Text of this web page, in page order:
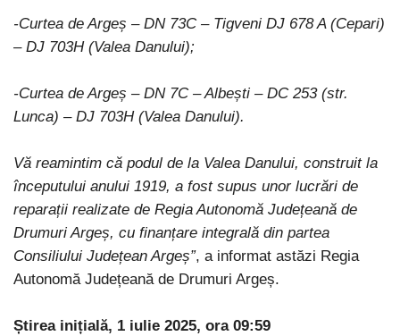
-Curtea de Argeș – DN 73C – Tigveni DJ 678 A (Cepari)
– DJ 703H (Valea Danului);
-Curtea de Argeș – DN 7C – Albești – DC 253 (str.
Lunca) – DJ 703H (Valea Danului).
Vă reamintim că podul de la Valea Danului, construit la
începutului anului 1919, a fost supus unor lucrări de
reparații realizate de Regia Autonomă Județeană de
Drumuri Argeș, cu finanțare integrală din partea
Consiliului Județean Argeș”, a informat astăzi Regia
Autonomă Județeană de Drumuri Argeș.
Știrea inițială, 1 iulie 2025, ora 09:59